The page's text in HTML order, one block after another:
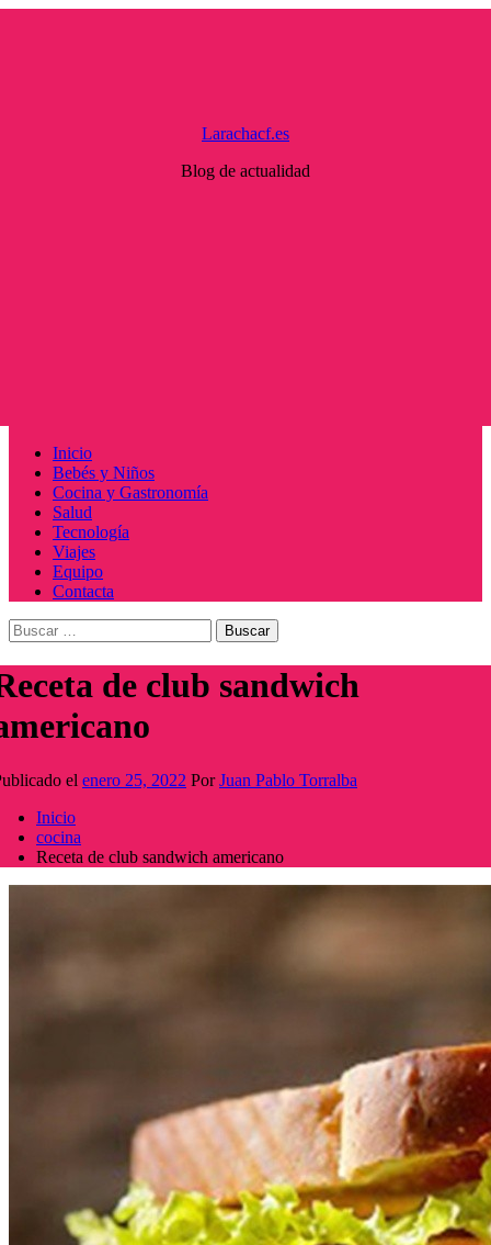
Larachacf.es
Blog de actualidad
Menú
principal
Inicio
Bebés y Niños
Cocina y Gastronomía
Salud
Tecnología
Viajes
Equipo
Contacta
Buscar:
de club sandwich
el enero 25, 2022 PorJuan Pablo Torralba
Inicio
cocina
Receta de club sandwich americano